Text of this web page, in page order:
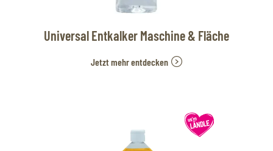
Universal Entkalker Maschine & Fläche
Jetzt mehr entdecken